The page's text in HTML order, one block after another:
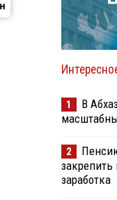
1
В
2
закрепить
заработка